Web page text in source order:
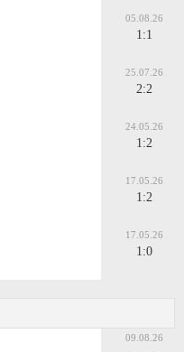
05.08.26
1:1
25.07.26
2:2
24.05.26
1:2
17.05.26
1:2
17.05.26
1:0
09.08.26